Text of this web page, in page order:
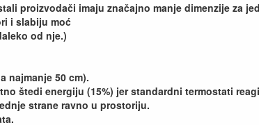
proizvodači imaju značajno manje dimenzije za
i slabiju moć
od nje.)
najmanje 50 cm).
štedi energiju (15%) jer standardni termostati
strane ravno u prostoriju.